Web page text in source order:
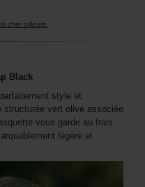
cher ailleurs.
Black
style et
structurée vert olive associée
vous garde au frais
légère et